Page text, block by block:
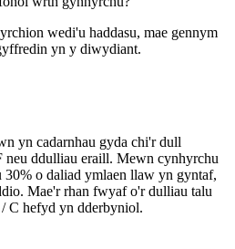
wedi'u haddasu, mae gennym
yn y diwydiant.
yn cadarnhau gyda chi'r dull
neu ddulliau eraill. Mewn cynhyrchu
o daliad ymlaen llaw yn gyntaf,
Mae'r rhan fwyaf o'r dulliau talu
C hefyd yn dderbyniol.